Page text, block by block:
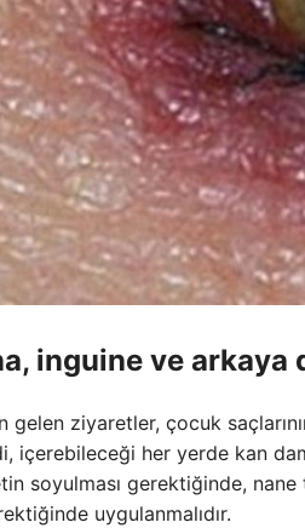
inguine ve arkaya
gelen ziyaretler, çocuk
içerebileceği her yerde kan
soyulması gerektiğinde,
uygulanmalıdır.